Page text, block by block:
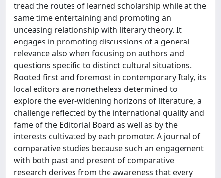
tread the routes of learned scholarship while at the
same time entertaining and promoting an
unceasing relationship with literary theory. It
engages in promoting discussions of a general
relevance also when focusing on authors and
questions specific to distinct cultural situations.
Rooted first and foremost in contemporary Italy, its
local editors are nonetheless determined to
explore the ever-widening horizons of literature, a
challenge reflected by the international quality and
fame of the Editorial Board as well as by the
interests cultivated by each promoter. A journal of
comparative studies because such an engagement
with both past and present of comparative
research derives from the awareness that every